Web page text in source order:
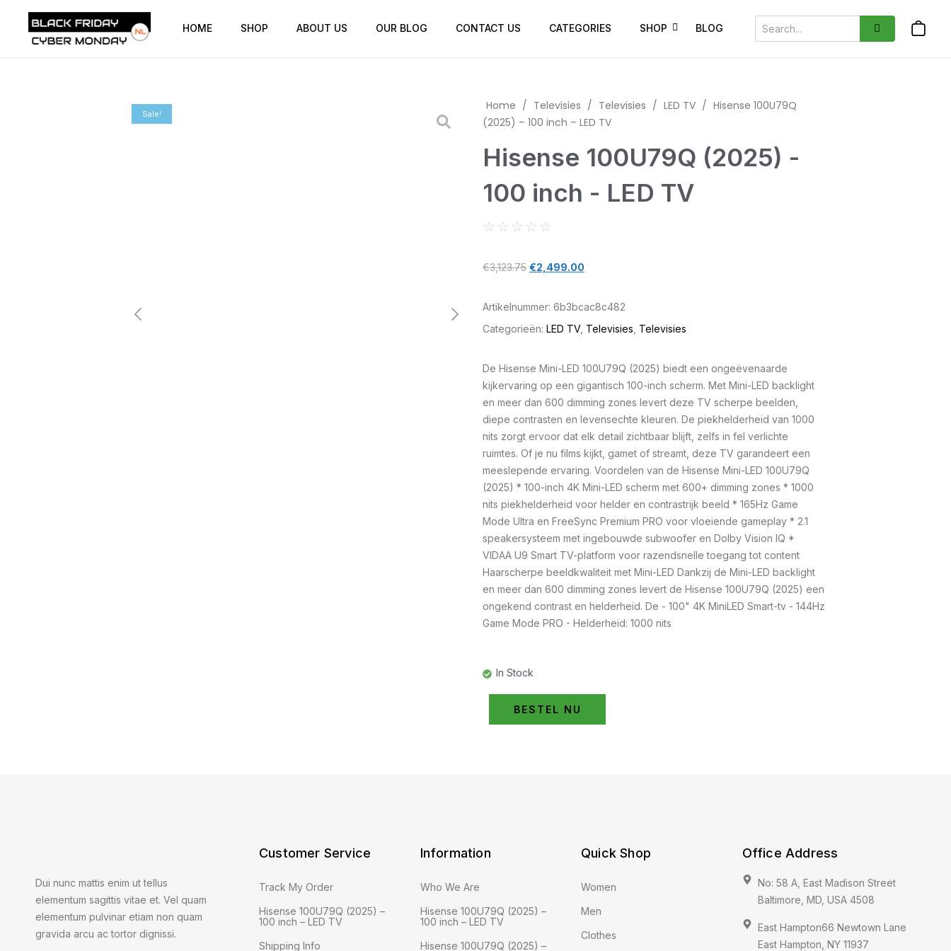
HOME SHOP ABOUT US OUR BLOG CONTACT US CATEGORIES SHOP BLOG
Sale!
Home / Televisies / Televisies / LED TV / Hisense 100U79Q
(2025) – 100 inch – LED TV
Hisense 100U79Q (2025) -
100 inch - LED TV
☆ ☆ ☆ ☆ ☆
€3,123.75 €2,499.00
Artikelnummer: 6b3bcac8c482
Categorieën: LED TV, Televisies Televisies
De Hisense Mini-LED 100U79Q (2025) biedt een ongeëvenaarde
kijkervaring op een gigantisch 100-inch scherm. Met Mini-LED backlight
en meer dan 600 dimming zones levert deze TV scherpe beelden,
diepe contrasten en levensechte kleuren. De piekhelderheid van 1000
nits zorgt ervoor dat elk detail zichtbaar blijft, zelfs in fel verlichte
ruimtes. Of je nu films kijkt, gamet of streamt, deze TV garandeert een
meeslepende ervaring. Voordelen van de Hisense Mini-LED 100U79Q
(2025) * 100-inch 4K Mini-LED scherm met 600+ dimming zones * 1000
nits piekhelderheid voor helder en contrastrijk beeld * 165Hz Game
Mode Ultra en FreeSync Premium PRO voor vloeiende gameplay * 2.1
speakersysteem met ingebouwde subwoofer en Dolby Vision IQ *
VIDAA U9 Smart TV-platform voor razendsnelle toegang tot content
Haarscherpe beeldkwaliteit met Mini-LED Dankzij de Mini-LED backlight
en meer dan 600 dimming zones levert de Hisense 100U79Q (2025) een
ongekend contrast en helderheid. De - 100" 4K MiniLED Smart-tv - 144Hz
Game Mode PRO - Helderheid: 1000 nits
In Stock
BESTEL NU
Dui nunc mattis enim ut tellus
elementum sagittis vitae et. Vel quam
elementum pulvinar etiam non quam
gravida arcu ac tortor dignissi.
Customer Service
Track My Order
Hisense 100U79Q (2025) –
100 inch – LED TV
Shipping Info
Information
Who We Are
Hisense 100U79Q (2025) –
100 inch – LED TV
Hisense 100U79Q (2025) –
Quick Shop
Women
Men
Clothes
Office Address
No: 58 A, East Madison Street
Baltimore, MD, USA 4508
East Hampton66 Newtown Lane
East Hampton, NY 11937